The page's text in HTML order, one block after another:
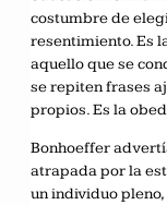
costumbre de
resentimiento. Es
aquello que se
se repiten frases
propios. Es la
Bonhoeffer
atrapada por la
un individuo